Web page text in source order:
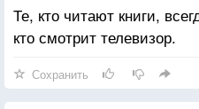
Те, кто читают книги,
кто смотрит телевизор.
Сохранить